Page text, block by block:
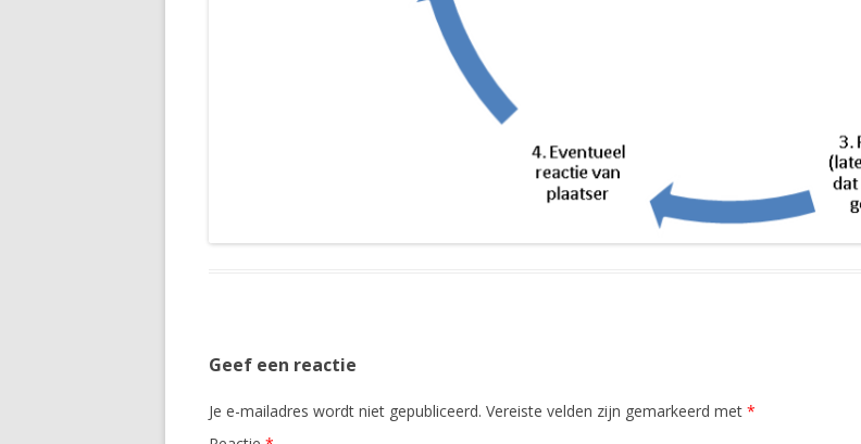
Geef een reactie
Je e-mailadres wordt niet gepubliceerd. Vereiste velden zijn gemarkeerd met *